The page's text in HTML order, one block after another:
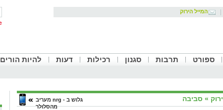
המייל הירוק
ספורט תרבות סגנון רכילות דעות להיות הורים
ירוק » סביבה
גלוש ב - nrg מעריב
מהסלולר